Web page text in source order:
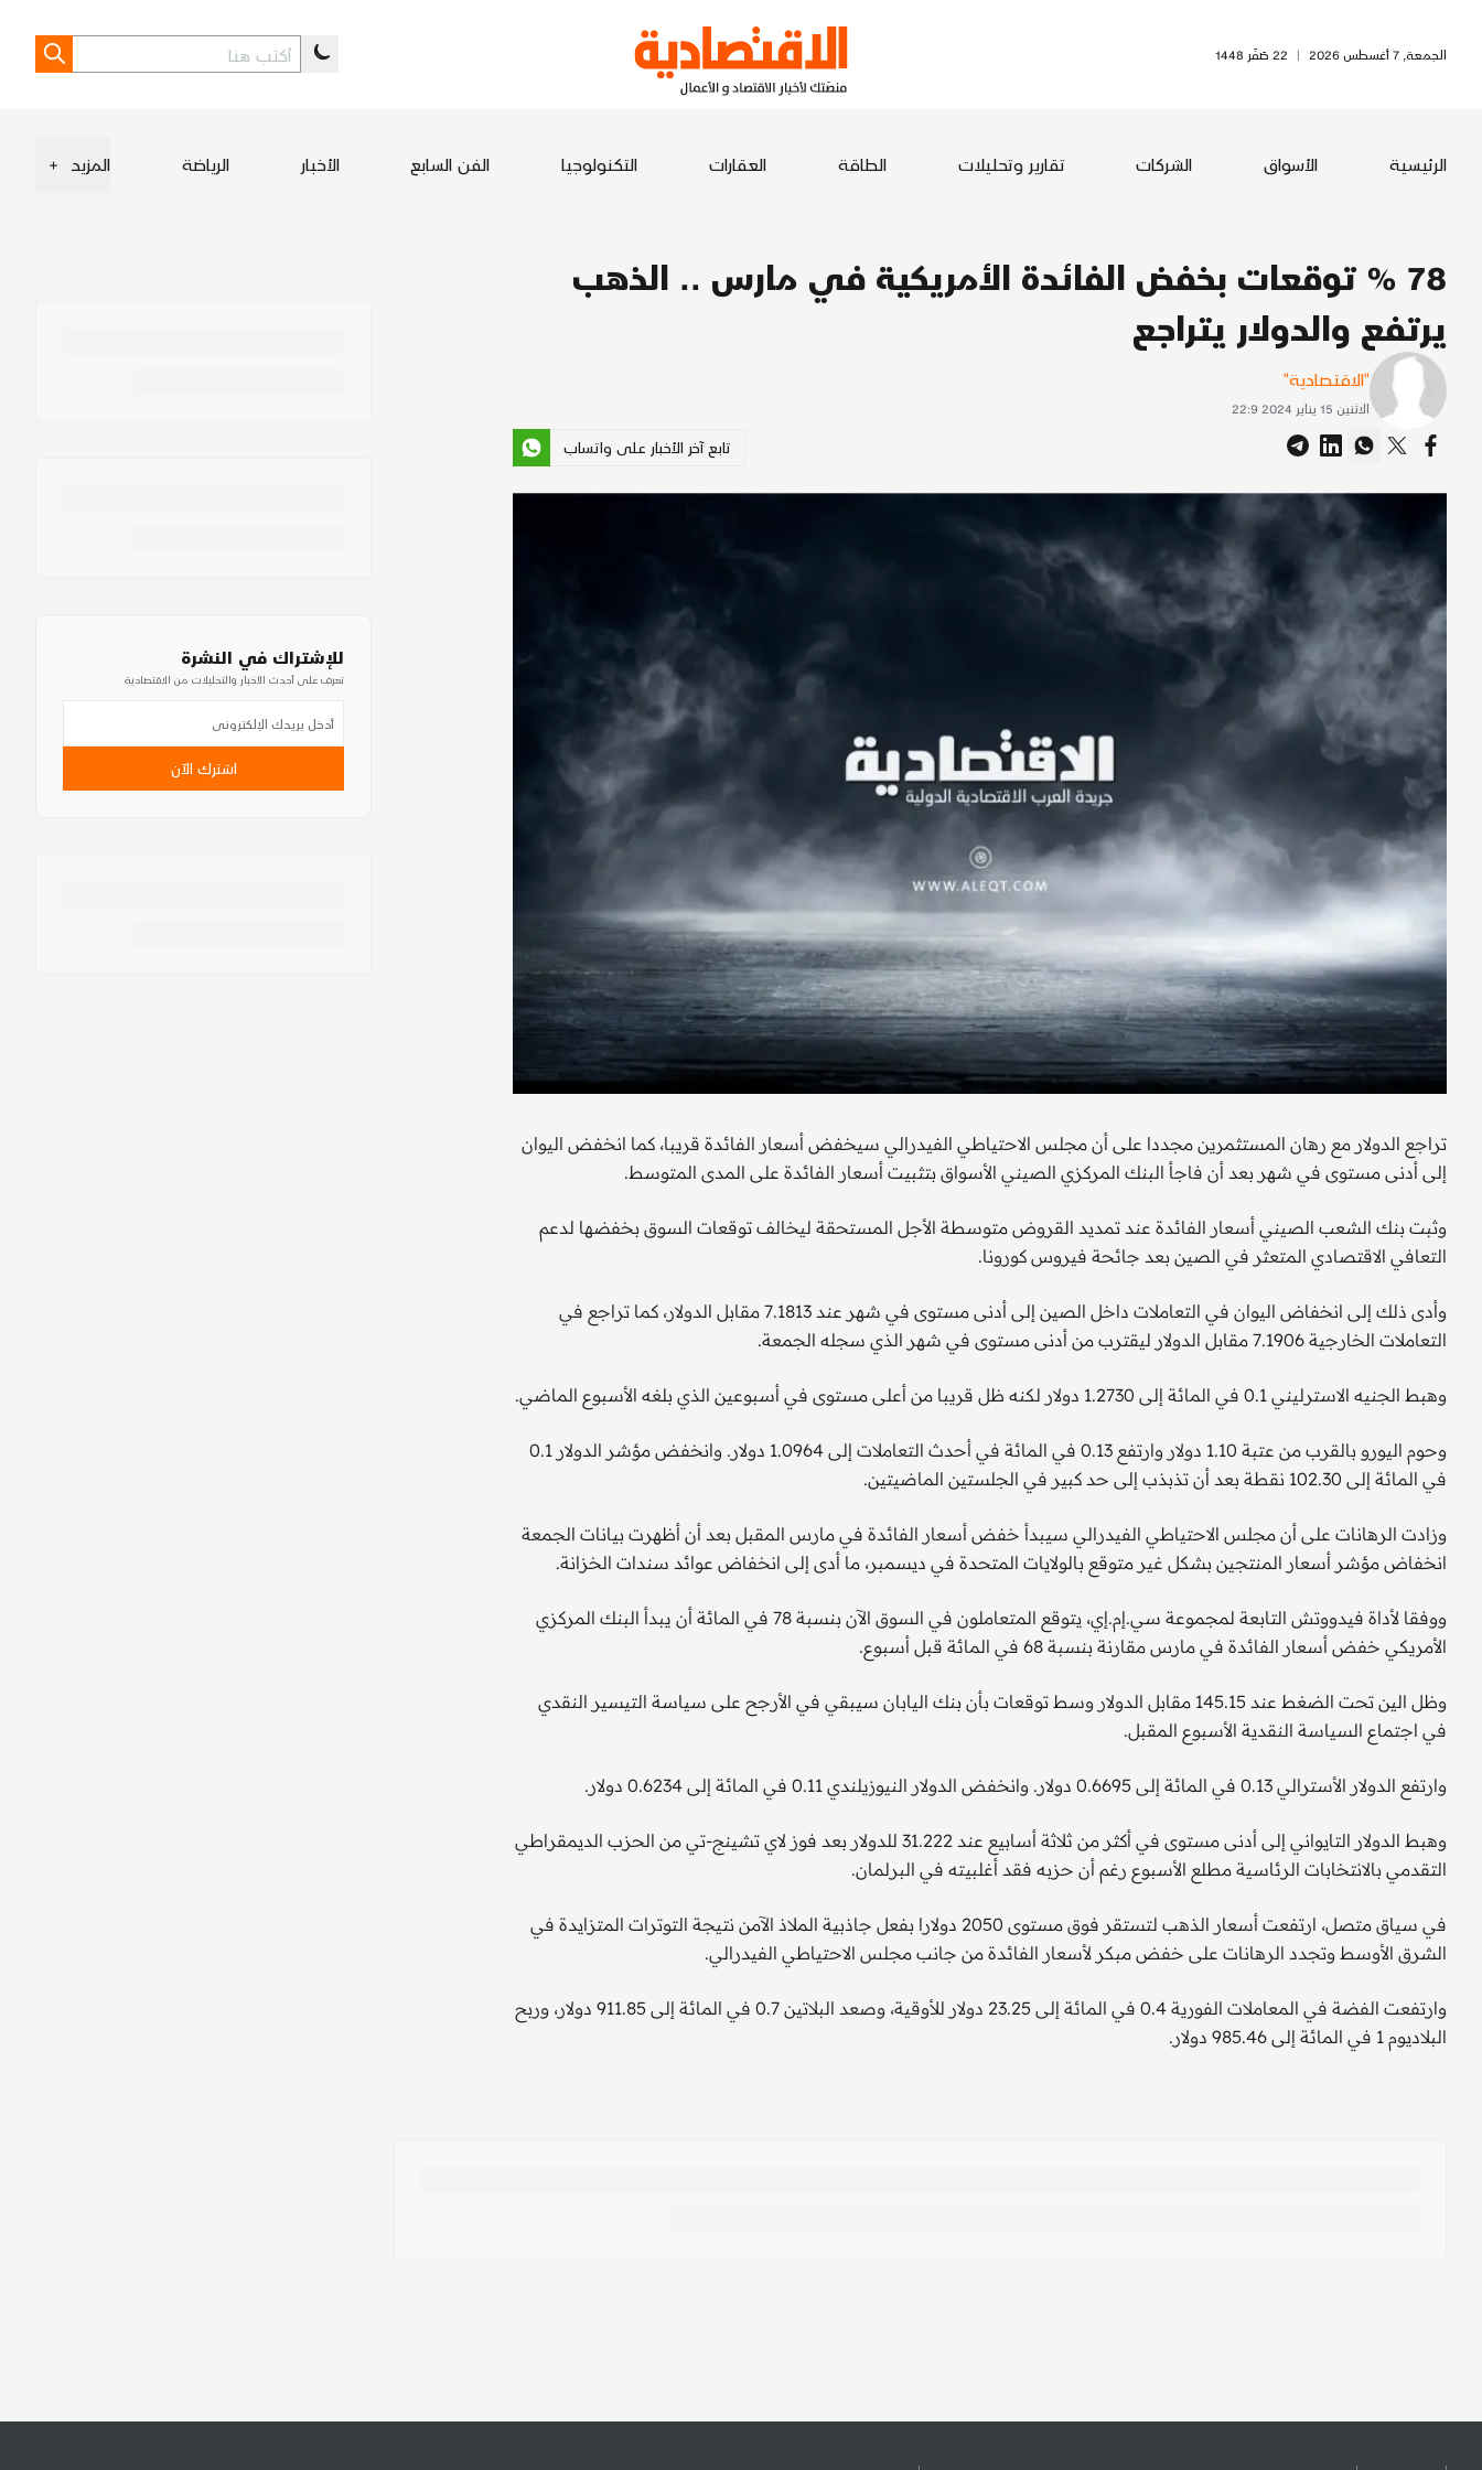
الجمعة, 7 أغسطس 2026 | 22 صَفَر 1448
الرئيسية الأسواق الشركات تقارير وتحليلات الطاقة العقارات التكنولوجيا الفن السابع الأخبار الرياضة المزيد +
78 % توقعات بخفض الفائدة الأمريكية في مارس .. الذهب
يرتفع والدولار يتراجع
"الاقتصادية"
الاثنين 15 يناير 2024 22:9
تابع آخر الأخبار على واتساب
تراجع الدولار مع رهان المستثمرين مجددا على أن مجلس الاحتياطي الفيدرالي سيخفض أسعار الفائدة قريبا، كما انخفض اليوان
إلى أدنى مستوى في شهر بعد أن فاجأ البنك المركزي الصيني الأسواق بتثبيت أسعار الفائدة على المدى المتوسط.
وثبت بنك الشعب الصيني أسعار الفائدة عند تمديد القروض متوسطة الأجل المستحقة ليخالف توقعات السوق بخفضها لدعم
التعافي الاقتصادي المتعثر في الصين بعد جائحة فيروس كورونا.
وأدى ذلك إلى انخفاض اليوان في التعاملات داخل الصين إلى أدنى مستوى في شهر عند 7.1813 مقابل الدولار، كما تراجع في
التعاملات الخارجية 7.1906 مقابل الدولار ليقترب من أدنى مستوى في شهر الذي سجله الجمعة.
وهبط الجنيه الاسترليني 0.1 في المائة إلى 1.2730 دولار لكنه ظل قريبا من أعلى مستوى في أسبوعين الذي بلغه الأسبوع الماضي.
وحوم اليورو بالقرب من عتبة 1.10 دولار وارتفع 0.13 في المائة في أحدث التعاملات إلى 1.0964 دولار. وانخفض مؤشر الدولار 0.1
في المائة إلى 102.30 نقطة بعد أن تذبذب إلى حد كبير في الجلستين الماضيتين.
وزادت الرهانات على أن مجلس الاحتياطي الفيدرالي سيبدأ خفض أسعار الفائدة في مارس المقبل بعد أن أظهرت بيانات الجمعة
انخفاض مؤشر أسعار المنتجين بشكل غير متوقع بالولايات المتحدة في ديسمبر، ما أدى إلى انخفاض عوائد سندات الخزانة.
ووفقا لأداة فيدووتش التابعة لمجموعة سي.إم.إي، يتوقع المتعاملون في السوق الآن بنسبة 78 في المائة أن يبدأ البنك المركزي
الأمريكي خفض أسعار الفائدة في مارس مقارنة بنسبة 68 في المائة قبل أسبوع.
وظل الين تحت الضغط عند 145.15 مقابل الدولار وسط توقعات بأن بنك اليابان سيبقي في الأرجح على سياسة التيسير النقدي
في اجتماع السياسة النقدية الأسبوع المقبل.
وارتفع الدولار الأسترالي 0.13 في المائة إلى 0.6695 دولار. وانخفض الدولار النيوزيلندي 0.11 في المائة إلى 0.6234 دولار.
وهبط الدولار التايواني إلى أدنى مستوى في أكثر من ثلاثة أسابيع عند 31.222 للدولار بعد فوز لاي تشينج-تي من الحزب الديمقراطي
التقدمي بالانتخابات الرئاسية مطلع الأسبوع رغم أن حزبه فقد أغلبيته في البرلمان.
في سياق متصل، ارتفعت أسعار الذهب لتستقر فوق مستوى 2050 دولارا بفعل جاذبية الملاذ الآمن نتيجة التوترات المتزايدة في
الشرق الأوسط وتجدد الرهانات على خفض مبكر لأسعار الفائدة من جانب مجلس الاحتياطي الفيدرالي.
وارتفعت الفضة في المعاملات الفورية 0.4 في المائة إلى 23.25 دولار للأوقية، وصعد البلاتين 0.7 في المائة إلى 911.85 دولار، وربح
البلاديوم 1 في المائة إلى 985.46 دولار.
للإشتراك في النشرة
تعرف على أحدث الأخبار والتحليلات من الاقتصادية
اشترك الآن